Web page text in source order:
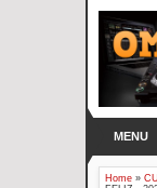
MENU
Home »